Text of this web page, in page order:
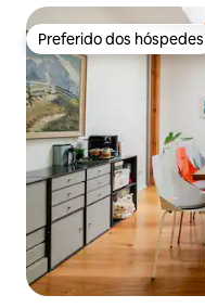
Preferido dos hóspedes
Preferido dos hóspedes